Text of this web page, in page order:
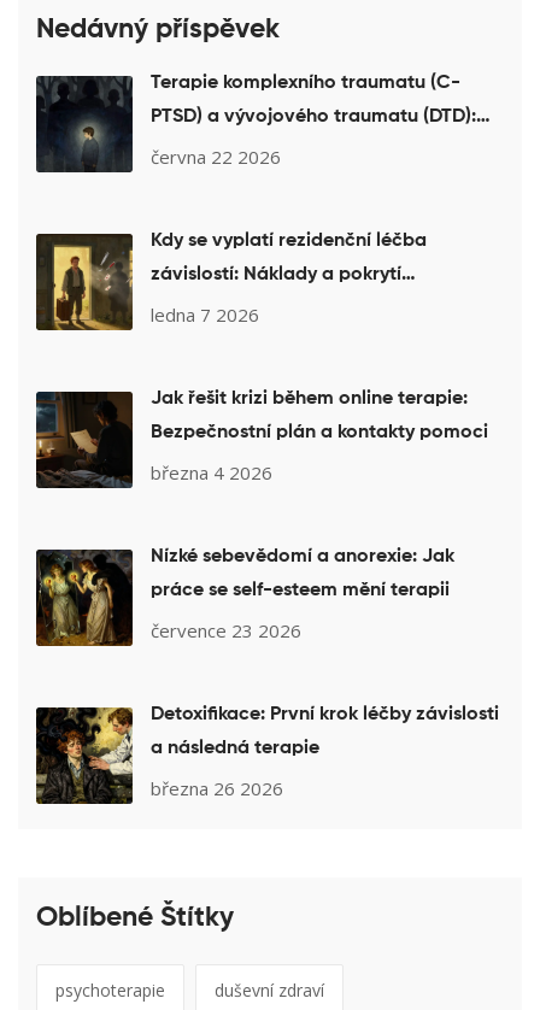
Nedávný příspěvek
Terapie komplexního traumatu (C-
PTSD) a vývojového traumatu (DTD):
Průvodce léčbou pro dospělé
června 22 2026
Kdy se vyplatí rezidenční léčba
závislostí: Náklady a pokrytí
pojišťovnou
ledna 7 2026
Jak řešit krizi během online terapie:
Bezpečnostní plán a kontakty pomoci
března 4 2026
Nízké sebevědomí a anorexie: Jak
práce se self-esteem mění terapii
července 23 2026
Detoxifikace: První krok léčby závislosti
a následná terapie
března 26 2026
Oblíbené Štítky
psychoterapie duševní zdraví